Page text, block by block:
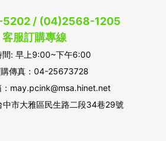
/ (04)2568-1205
客服訂購專線
間: 早上9:00~下午6:00
傳真：04-25673728
：may.pcink@msa.hinet.net
中市大雅區民生路二段34巷29號